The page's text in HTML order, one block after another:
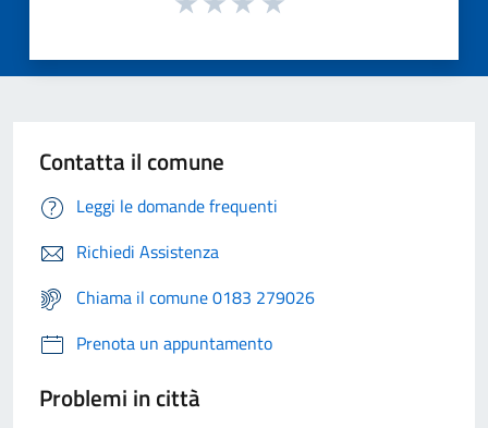
Contatta il comune
Leggi le domande frequenti
Richiedi Assistenza
Chiama il comune 0183 279026
Prenota un appuntamento
Problemi in città